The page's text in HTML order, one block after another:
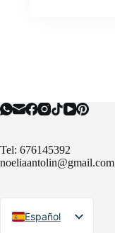
Tel: 676145392
noeliaantolin@gmail.com
Español
Español